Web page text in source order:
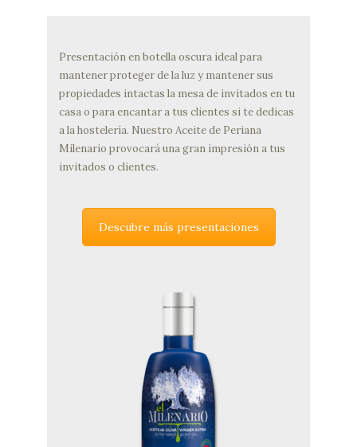
Presentación en botella oscura ideal para
mantener proteger de la luz y mantener sus
propiedades intactas la mesa de invitados en tu
casa o para encantar a tus clientes si te dedicas
a la hostelería. Nuestro Aceite de Periana
Milenario provocará una gran impresión a tus
invitados o clientes.
Descubre más presentaciones